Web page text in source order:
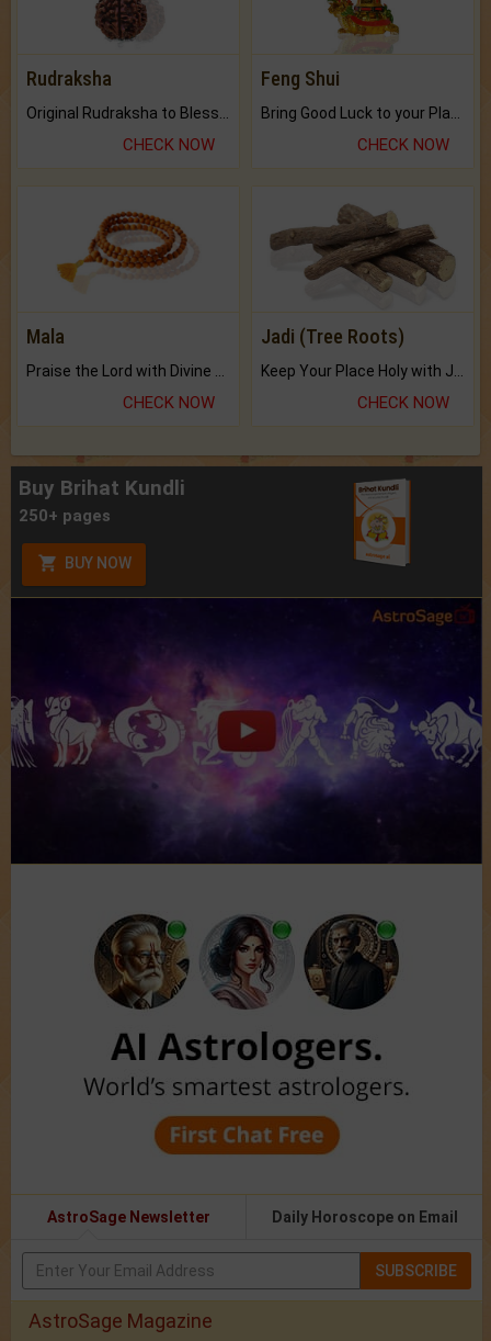
Rudraksha
CHECK NOW
Feng Shui
CHECK NOW
Mala
CHECK NOW
Jadi (Tree Roots)
CHECK NOW
Buy Brihat Kundli
250+ pages
BUY NOW
AstroSage Newsletter Daily Horoscope on Email
SUBSCRIBE
AstroSage Magazine